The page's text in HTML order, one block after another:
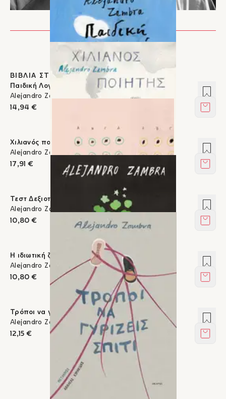
ΒΙΒΛΙΑ ΣΤΟΝ ΙΚΑΡΟ
Παιδική Λογοτεχνία
Alejandro Zambra
14,94 €
Στο
Χιλιανός ποιητής
Alejandro Zambra
17,91 €
Στο
Τεστ Δεξιοτήτων
Alejandro Zambra
10,80 €
Στο
Η ιδιωτική ζωή των δέντρων
Alejandro Zambra
10,80 €
Στο
Τρόποι να γυρίζεις σπίτι
Alejandro Zambra
12,15 €
Στο